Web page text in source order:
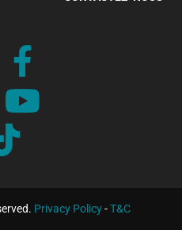
Privacy Policy-T&C